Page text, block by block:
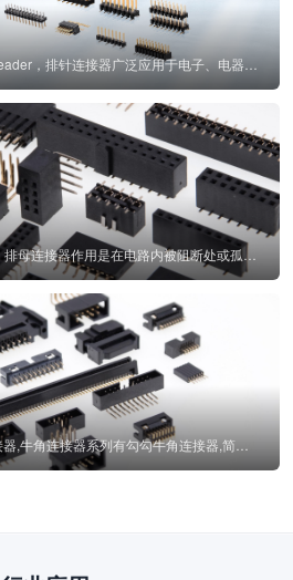
排母连接器Female Header，排母连接器作用是在电路内被阻断处或孤立不通...